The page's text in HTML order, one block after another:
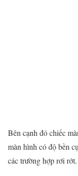
Bên cạnh đó chiếc
màn hình có độ bền
các trường hợp rơi rớt.